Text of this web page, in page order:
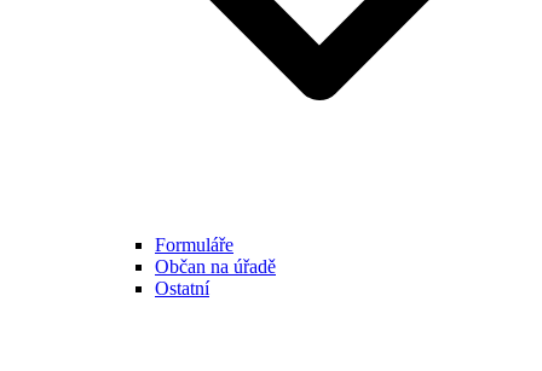
Formuláře
Občan na úřadě
Ostatní